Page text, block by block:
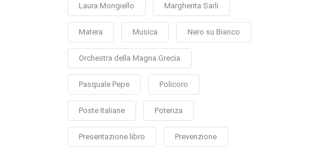
Laura Mongiello Margherita Sarli
Matera Musica Nero su Bianco
Orchestra della Magna Grecia
Pasquale Pepe Policoro
Poste Italiane Potenza
Presentazione libro Prevenzione